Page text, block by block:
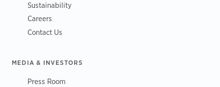
Sustainability
Careers
Contact Us
MEDIA & INVESTORS
Press Room